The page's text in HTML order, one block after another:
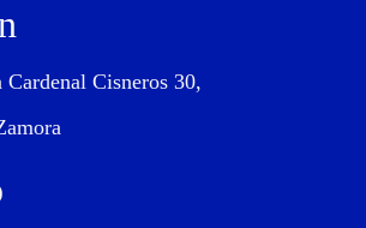
Cardenal Cisneros 30,